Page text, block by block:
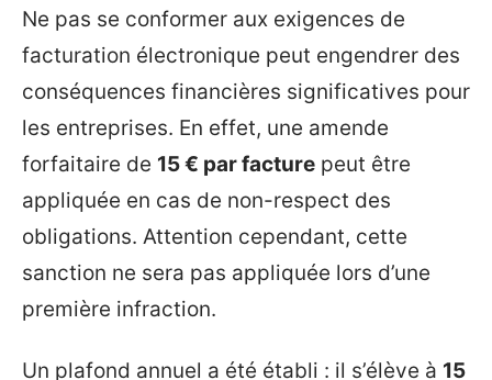
Ne pas se conformer aux exigences de
facturation électronique peut engendrer des
conséquences financières significatives pour
les entreprises. En effet, une amende
forfaitaire de 15 € par facture peut être
appliquée en cas de non-respect des
obligations. Attention cependant, cette
sanction ne sera pas appliquée lors d’une
première infraction.
Un plafond annuel a été établi : il s’élève à 15